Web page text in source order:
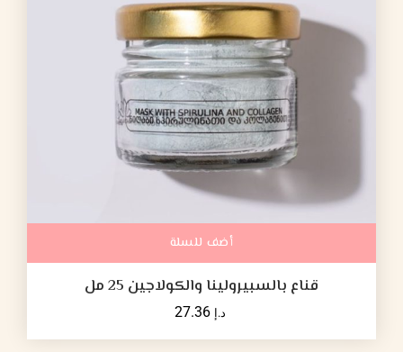
أضف للسلة
قناع بالسبيرولينا والكولاجين 25 مل
د.إ